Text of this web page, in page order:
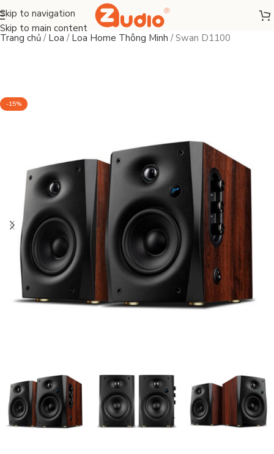
Skip to navigation
Skip to main content
Trang chủ / Loa / Loa Home Thông Minh /Swan D1100
-15%